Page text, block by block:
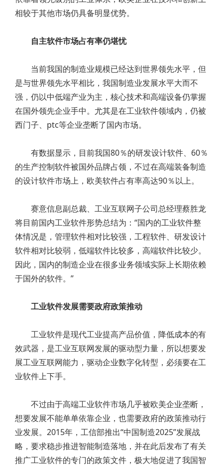
相较于其他市场仍具备明显优势。
自主软件市场占有率仍堪忧
当前我国的制造业规模已经达到世界领先水平，但
是与世界领先水平相比，我国制造业发展水平大而不
强，仍以中低端产业为主，核心技术和高端设备仍掌握
在国外领先企业手中。尤其是在工业软件领域内，仍被
西门子、ptc等企业垄断了国内市场。
有数据显示，目前我国80％的研发设计软件、60％
的生产控制软件被国外品牌占领，不过在高端装备制造
的设计软件市场上，欧美软件占有率高达90％以上。
赛意信息副总裁、工业互联网子公司总经理蔡胜龙
将目前国内工业软件形势总结为：“国内的工业软件整
体情况是，管理软件相对比较强，工程软件、研发设计
软件相对比较弱，低端软件比较多，高端软件比较少。
因此，国内的制造企业在很多业务领域实际上长期依赖
于国外的软件。”
工业软件发展需要政府政策推动
工业软件是现代工业提高产品价值，降低成本的有
效武器，是工业互联网发展的驱动型力量，所以想要发
展工业互联网能力，驱动企业数字化转型，必须要在工
业软件上下手。
不过由于高端工业软件市场几乎被欧美企业垄断，
想要发展不能单单依靠企业，也需要政府的政策推动行
业发展。2015年，工信部推出“中国制造2025”发展战
略，要求稳步推进智能制造落地，并在此后发布了有关
推广工业软件的专门的政策文件，极大地促进了我国智